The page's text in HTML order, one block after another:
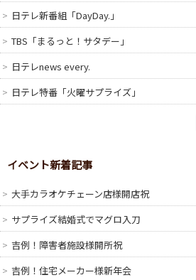
日テレ新番組「DayDay.」
TBS「まるっと！サタデー」
日テレnews every.
日テレ特番「火曜サプライズ」
イベント新着記事
大手カラオケチェーン店様開店祝
サプライズ結婚式でマグロ入刀
吉例！障害者施設様開所祝
吉例！住宅メーカー様新年会